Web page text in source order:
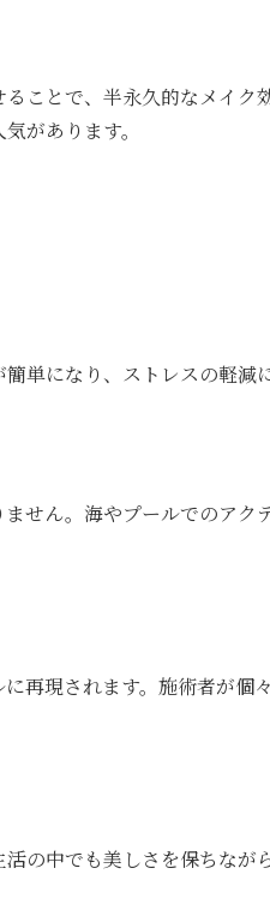
ことで、半永久的なメイク
があります。
単になり、ストレスの軽減
せん。海やプールでのアク
再現されます。施術者が個
の中でも美しさを保ちなが